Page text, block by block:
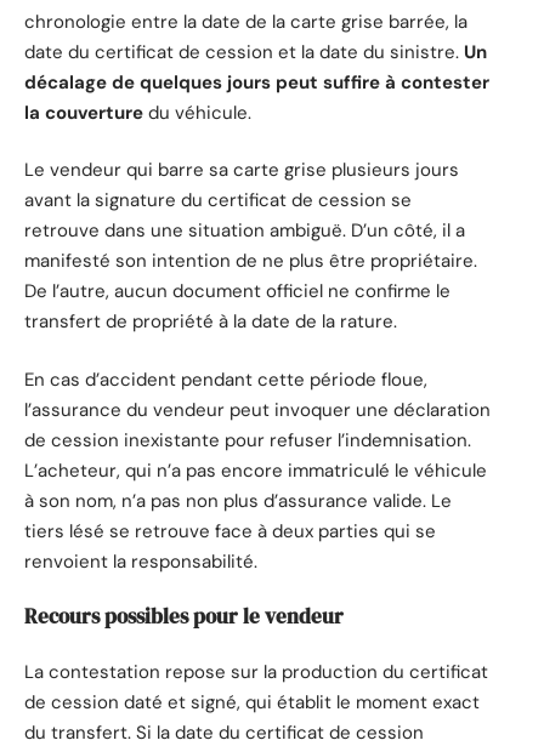
chronologie entre la date de la carte grise barrée, la
date du certificat de cession et la date du sinistre. Un
décalage de quelques jours peut suffire à contester
la couverture du véhicule.
Le vendeur qui barre sa carte grise plusieurs jours
avant la signature du certificat de cession se
retrouve dans une situation ambiguë. D’un côté, il a
manifesté son intention de ne plus être propriétaire.
De l’autre, aucun document officiel ne confirme le
transfert de propriété à la date de la rature.
En cas d’accident pendant cette période floue,
l’assurance du vendeur peut invoquer une déclaration
de cession inexistante pour refuser l’indemnisation.
L’acheteur, qui n’a pas encore immatriculé le véhicule
à son nom, n’a pas non plus d’assurance valide. Le
tiers lésé se retrouve face à deux parties qui se
renvoient la responsabilité.
Recours possibles pour le vendeur
La contestation repose sur la production du certificat
de cession daté et signé, qui établit le moment exact
du transfert. Si la date du certificat de cession